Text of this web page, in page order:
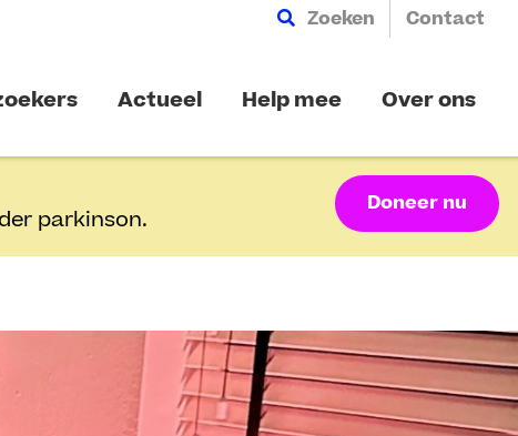
Zoeken Contact
Actueel Help mee Over ons
parkinson.
Doneer nu